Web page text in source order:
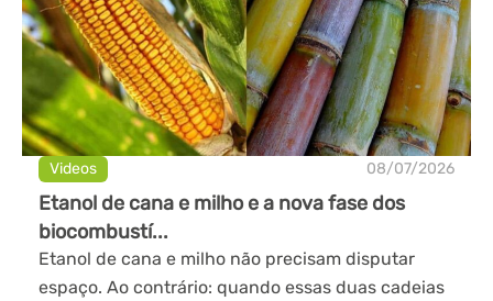
Videos 08/07/2026
Etanol de cana e milho e a nova fase dos
biocombustí...
Etanol de cana e milho não precisam disputar
espaço. Ao contrário: quando essas duas cadeias